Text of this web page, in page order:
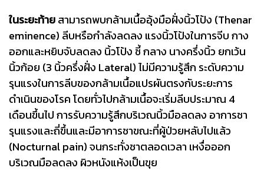
ในระยะท้ายสามารถพบกล้ามเนื้ออุ้งมือฝั่งนิ้วโป้ง (Thenar
eminence) ลีบหรือกำลังลดลง แรงนิ้วโป้งในการจีบ กาง
ออกและหยิบจับลดลง นิ้วโป้ง ชี้ กลาง นางครึ่งนิ้ว ยกเว้น
นิ้วก้อย (3 นิ้วครึ่งฝั่ง Lateral) ไม่มีความรู้สึก ระดับความ
รุนแรงในการลีบของกล้ามเนื้อแปรผันตรงกับระยะการ
ดำเนินของโรค โดยทั่วไปกล้ามเนื้อจะเริ่มลีบประมาณ 4
เดือนขึ้นไป การรับความรู้สึกบริเวณนิ้วมือลดลง อาการชา
รุนแรงและถี่ขึ้นและมีอาการชาขณะที่ผู้ป่วยหลับไปแล้ว
(Nocturnal pain) จนกระทั่งชาตลอดเวลา เหงื่อออก
บริเวณมือลดลง ผิวหนังแห้งเป็นขุย